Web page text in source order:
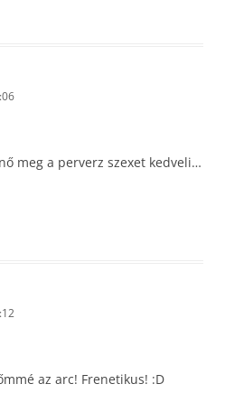
meg a perverz szexet kedveli…
az arc! Frenetikus! :D